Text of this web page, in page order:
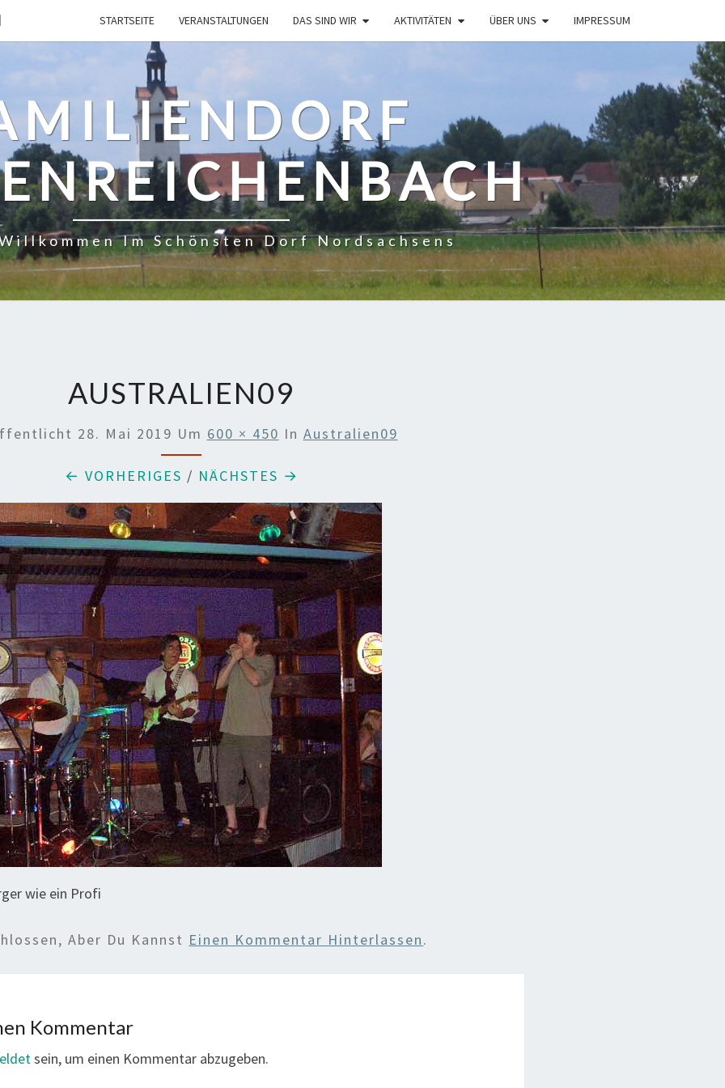
STARTSEITE VERANSTALTUNGEN DAS SIND WIR AKTIVITÄTEN ÜBER UNS IMPRESSUM
Im Schönsten Dorf Nordsachsens
AUSTRALIEN09
28. Mai 2019 Um 600 × 450 In Australien09
← VORHERIGES / NÄCHSTES →
wie ein Profi
Aber Du Kannst Einen Kommentar Hinterlassen.
Kommentar
sein, um einen Kommentar abzugeben.